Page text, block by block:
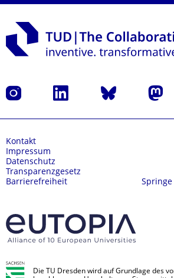
Instagram LinkedIn Bluesky
Kontakt
Impressum
Datenschutz
Transparenzgesetz
Barrierefreiheit
Springe
Die TU Dresden wird auf Grundlage des